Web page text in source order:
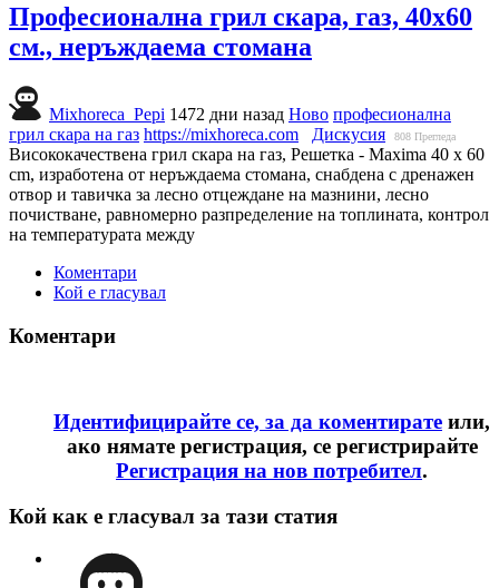
Професионална грил скара, газ, 40x60
см., неръждаема стомана
Mixhoreca_Pepi 1472 дни назад Ново професионална
грил скара на газ https://mixhoreca.com Дискусия 808 Прегледа
Висококачествена грил скара на газ, Решетка - Maxima 40 x 60
cm, изработена от неръждаема стомана, снабдена с дренажен
отвор и тавичка за лесно отцеждане на мазнини, лесно
почистване, равномерно разпределение на топлината, контрол
на температурата между
Коментари
Кой е гласувал
Коментари
Идентифицирайте се, за да коментирате или,
ако нямате регистрация, се регистрирайте
Регистрация на нов потребител.
Кой как е гласувал за тази статия